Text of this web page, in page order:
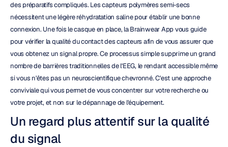
des préparatifs compliqués. Les capteurs polymères semi-secs
nécessitent une légère réhydratation saline pour établir une bonne
connexion. Une fois le casque en place, la Brainwear App vous guide
pour vérifier la qualité du contact des capteurs afin de vous assurer que
vous obtenez un signal propre. Ce processus simple supprime un grand
nombre de barrières traditionnelles de l'EEG, le rendant accessible même
si vous n'êtes pas un neuroscientifique chevronné. C'est une approche
conviviale qui vous permet de vous concentrer sur votre recherche ou
votre projet, et non sur le dépannage de l'équipement.
Un regard plus attentif sur la qualité
du signal